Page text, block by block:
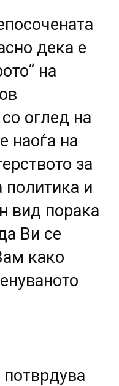
дека е
на
оглед на
наоѓа на
за
политика и
вид порака
Ви се
како
потврдува